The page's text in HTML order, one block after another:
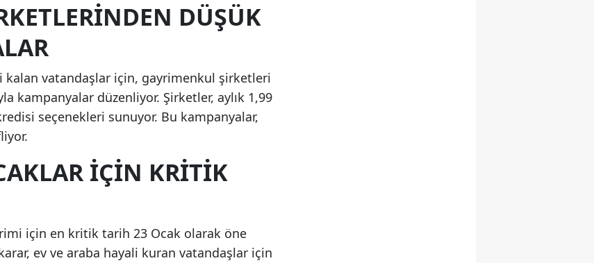
DÜŞÜK
kalan vatandaşlar için, gayrimenkul şirketleri
kampanyalar düzenliyor. Şirketler, aylık 1,99
seçenekleri sunuyor. Bu kampanyalar,
İÇIN KRITIK
için en kritik tarih 23 Ocak olarak öne
karar, ev ve araba hayali kuran vatandaşlar için